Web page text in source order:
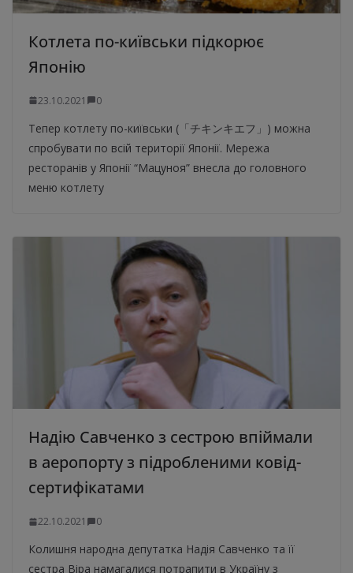
Котлета по-київськи підкорює
Японію
23.10.2021 0
Тепер котлету по-київськи (「チキンキエフ」) можна
спробувати по всій території Японії. Мережа
ресторанів у Японії “Мацуноя” внесла до головного
меню котлету
Надію Савченко з сестрою впіймали
в аеропорту з підробленими ковід-
сертифікатами
22.10.2021 0
Колишня народна депутатка Надія Савченко та її
сестра Віра намагалися потрапити в Україну з